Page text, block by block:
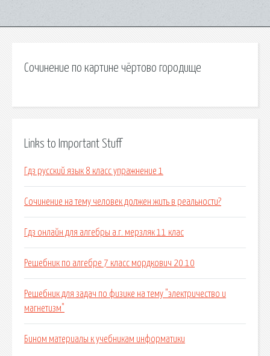
Сочинение по картине чёртово городище
Links to Important Stuff
Гдз русский язык 8 класс упражнение 1
Сочинение на тему человек должен жить в реальности?
Гдз онлайн для алгебры а.г. мерзляк 11 клас
Решебник по алгебре 7 класс мордкович 20.10
Решебник для задач по физике на тему "электричество и
магнетизм"
Бином материалы к учебникам информатики